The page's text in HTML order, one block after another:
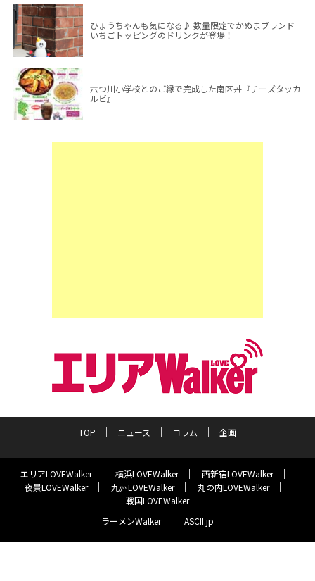
ひょうちゃんも気になる♪ 数量限定でかぬまブランド
いちごトッピングのドリンクが登場！
六つ川小学校とのご縁で完成した南区丼『チーズタッカ
ルビ』
TOP ニュース コラム 企画
エリアLOVEWalker 横浜LOVEWalker
西新宿LOVEWalker
夜景LOVEWalker
九州LOVEWalker
丸の内LOVEWalker
戦国LOVEWalker
ラーメンWalker
ASCII.jp